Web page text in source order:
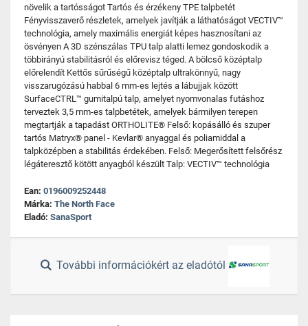
növelik a tartósságot Tartós és érzékeny TPE talpbetét
Fényvisszaverő részletek, amelyek javítják a láthatóságot VECTIV™
technológia, amely maximális energiát képes hasznosítani az
ösvényen A 3D szénszálas TPU talp alatti lemez gondoskodik a
többirányú stabilitásról és előrevisz téged. A bölcső középtalp
előrelendít Kettős sűrűségű középtalp ultrakönnyű, nagy
visszarugózású habbal 6 mm-es lejtés a lábujjak között
SurfaceCTRL™ gumitalpú talp, amelyet nyomvonalas futáshoz
terveztek 3,5 mm-es talpbetétek, amelyek bármilyen terepen
megtartják a tapadást ORTHOLITE® Felső: kopásálló és szuper
tartós Matryx® panel - Kevlar® anyaggal és poliamiddal a
talpközépben a stabilitás érdekében. Felső: Megerősített felsőrész
légáteresztő kötött anyagból készült Talp: VECTIV™ technológia
Ean: 0196009252448
Márka: The North Face
Eladó: SanaSport
További információkért az eladótól